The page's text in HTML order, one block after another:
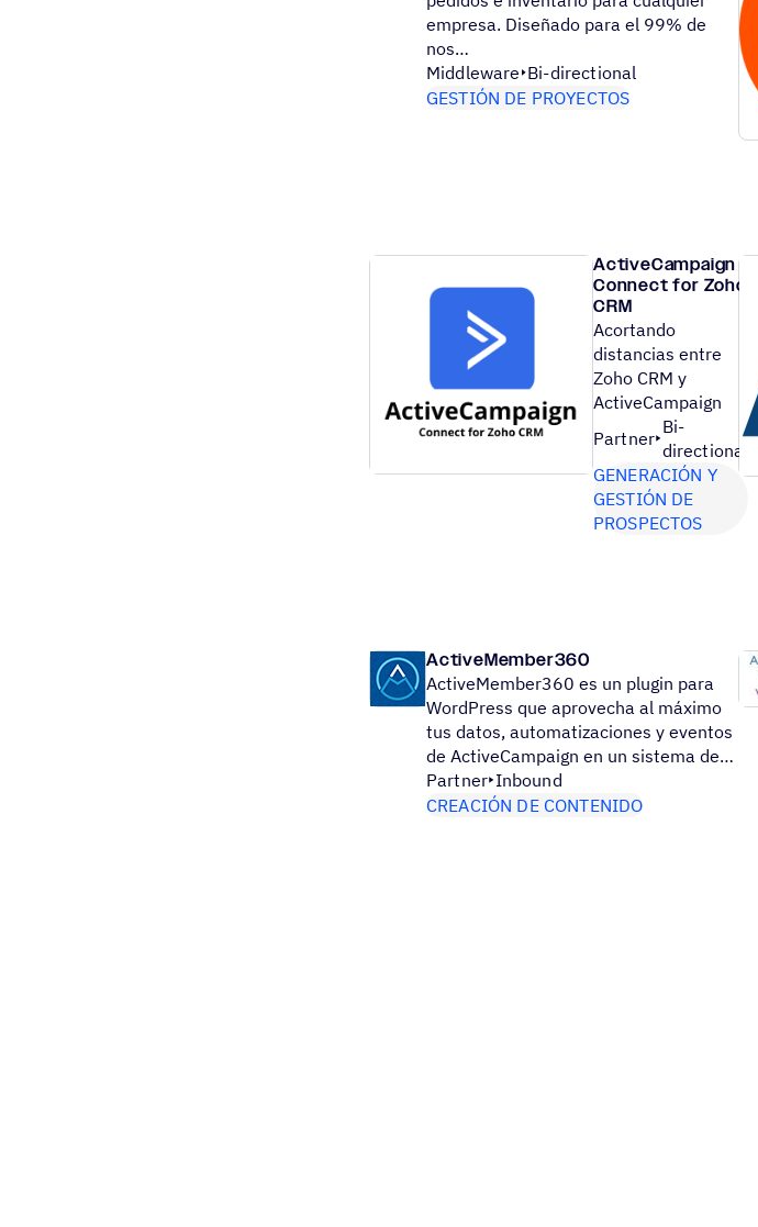
empresa. Diseñado para el 99% de
nos…
Middleware Bi-directional
GESTIÓN DE PROYECTOS
ActiveCampaign
Connect for Zoho
CRM
Acortando
distancias entre
Zoho CRM y
ActiveCampaign
Partner
Bi-
directional
GENERACIÓN Y
GESTIÓN DE
PROSPECTOS
ActiveMember360
ActiveMember360 es un plugin para
WordPress que aprovecha al máximo
tus datos, automatizaciones y eventos
de ActiveCampaign en un sistema de…
Partner Inbound
CREACIÓN DE CONTENIDO